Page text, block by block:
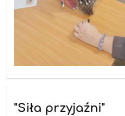
"Siła przyjaźni"